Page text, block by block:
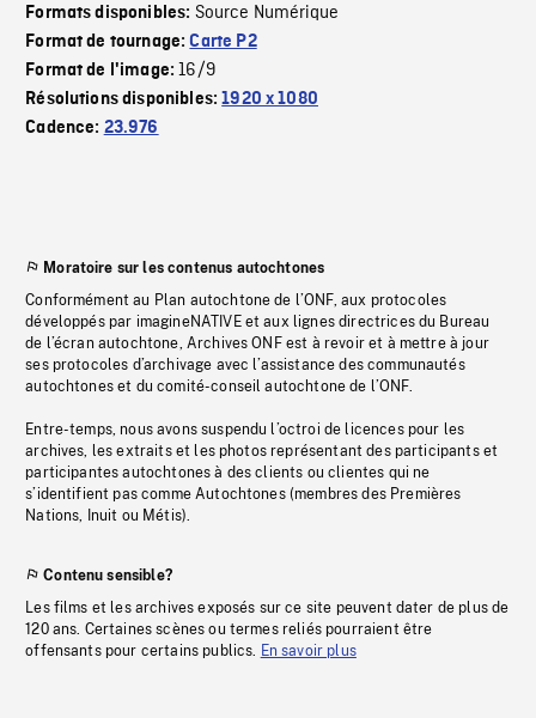
Formats disponibles: Source Numérique
Format de tournage:Carte P2
Format de l'image:16/9
Résolutions disponibles:1920 x 1080
Cadence: 23.976
Moratoire sur les contenus autochtones
Conformément au Plan autochtone de l’ONF, aux protocoles
développés par imagineNATIVE et aux lignes directrices du Bureau
de l’écran autochtone, Archives ONF est à revoir et à mettre à jour
ses protocoles d’archivage avec l’assistance des communautés
autochtones et du comité-conseil autochtone de l’ONF.
Entre-temps, nous avons suspendu l’octroi de licences pour les
archives, les extraits et les photos représentant des participants et
participantes autochtones à des clients ou clientes qui ne
s’identifient pas comme Autochtones (membres des Premières
Nations, Inuit ou Métis).
Contenu sensible?
Les films et les archives exposés sur ce site peuvent dater de plus de
120 ans. Certaines scènes ou termes reliés pourraient être
offensants pour certains publics. En savoir plus